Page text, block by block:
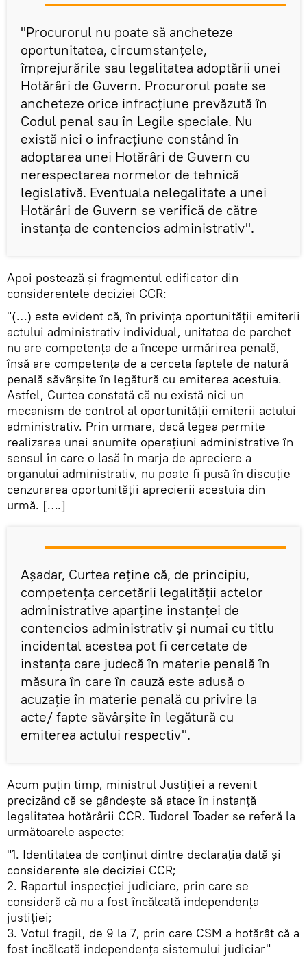
"Procurorul nu poate să ancheteze
oportunitatea, circumstanțele,
împrejurările sau legalitatea adoptării unei
Hotărâri de Guvern. Procurorul poate se
ancheteze orice infracțiune prevăzută în
Codul penal sau în Legile speciale. Nu
există nici o infracțiune constând în
adoptarea unei Hotărâri de Guvern cu
nerespectarea normelor de tehnică
legislativă. Eventuala nelegalitate a unei
Hotărâri de Guvern se verifică de către
instanța de contencios administrativ".
Apoi postează și fragmentul edificator din
considerentele deciziei CCR:
"(…) este evident că, în privinţa oportunităţii emiterii
actului administrativ individual, unitatea de parchet
nu are competenţa de a începe urmărirea penală,
însă are competenţa de a cerceta faptele de natură
penală săvârşite în legătură cu emiterea acestuia.
Astfel, Curtea constată că nu există nici un
mecanism de control al oportunităţii emiterii actului
administrativ. Prin urmare, dacă legea permite
realizarea unei anumite operaţiuni administrative în
sensul în care o lasă în marja de apreciere a
organului administrativ, nu poate fi pusă în discuţie
cenzurarea oportunității aprecierii acestuia din
urmă. [….]
Aşadar, Curtea reţine că, de principiu,
competenţa cercetării legalităţii actelor
administrative aparţine instanţei de
contencios administrativ şi numai cu titlu
incidental acestea pot fi cercetate de
instanţa care judecă în materie penală în
măsura în care în cauză este adusă o
acuzaţie în materie penală cu privire la
acte/ fapte săvârşite în legătură cu
emiterea actului respectiv".
Acum puțin timp, ministrul Justiției a revenit
precizând că se gândește să atace în instanță
legalitatea hotărârii CCR. Tudorel Toader se referă la
următoarele aspecte:
"1. Identitatea de conţinut dintre declaraţia dată şi
considerente ale deciziei CCR;
2. Raportul inspecţiei judiciare, prin care se
consideră că nu a fost încălcată independenţa
justiţiei;
3. Votul fragil, de 9 la 7, prin care CSM a hotărât că a
fost încălcată independenţa sistemului judiciar"